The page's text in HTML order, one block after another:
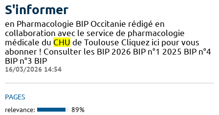
S'informer
en Pharmacologie BIP Occitanie rédigé en
collaboration avec le service de pharmacologie
médicale du CHU de Toulouse Cliquez ici pour vous
abonner ! Consulter les BIP 2026 BIP n°1 2025 BIP n°4
BIP n°3 BIP
16/03/2026 14:54
PAGES
relevance: 89%